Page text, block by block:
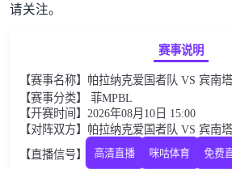
请关注。
赛事说明
【赛事名称】帕拉纳克爱国者队 VS 宾南
【赛事分类】 菲MPBL
【开赛时间】2026年08月10日 15:00
【对阵双方】帕拉纳克爱国者队 VS 宾南
【直播信号】
高清直播 咪咕体育 免费